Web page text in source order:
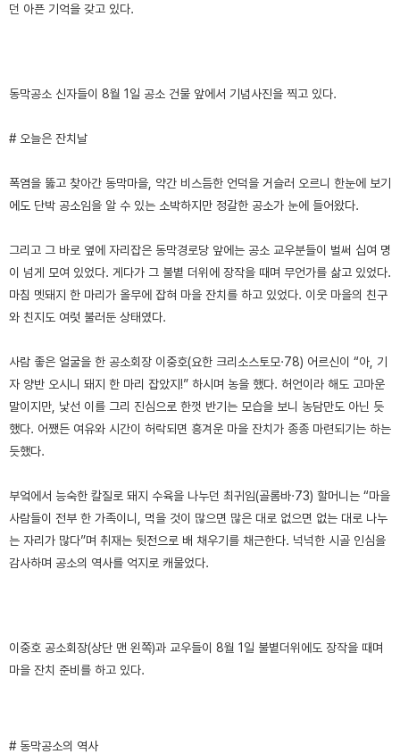
던 아픈 기억을 갖고 있다.
동막공소 신자들이 8월 1일 공소 건물 앞에서 기념사진을 찍고 있다.
# 오늘은 잔치날
폭염을 뚫고 찾아간 동막마을, 약간 비스듬한 언덕을 거슬러 오르니 한눈에 보기
에도 단박 공소임을 알 수 있는 소박하지만 정갈한 공소가 눈에 들어왔다.
그리고 그 바로 옆에 자리잡은 동막경로당 앞에는 공소 교우분들이 벌써 십여 명
이 넘게 모여 있었다. 게다가 그 불볕 더위에 장작을 때며 무언가를 삶고 있었다.
마침 멧돼지 한 마리가 올무에 잡혀 마을 잔치를 하고 있었다. 이웃 마을의 친구
와 친지도 여럿 불러둔 상태였다.
사람 좋은 얼굴을 한 공소회장 이중호(요한 크리소스토모·78) 어르신이 “아, 기
자 양반 오시니 돼지 한 마리 잡았지!” 하시며 농을 했다. 허언이라 해도 고마운
말이지만, 낯선 이를 그리 진심으로 한껏 반기는 모습을 보니 농담만도 아닌 듯
했다. 어쨌든 여유와 시간이 허락되면 흥겨운 마을 잔치가 종종 마련되기는 하는
듯했다.
부엌에서 능숙한 칼질로 돼지 수육을 나누던 최귀임(골롬바·73) 할머니는 “마을
사람들이 전부 한 가족이니, 먹을 것이 많으면 많은 대로 없으면 없는 대로 나누
는 자리가 많다”며 취재는 뒷전으로 배 채우기를 채근한다. 넉넉한 시골 인심을
감사하며 공소의 역사를 억지로 캐물었다.
이중호 공소회장(상단 맨 왼쪽)과 교우들이 8월 1일 불볕더위에도 장작을 때며
마을 잔치 준비를 하고 있다.
# 동막공소의 역사